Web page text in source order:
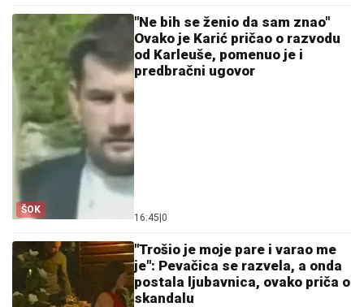
ŠOK
"Ne bih se ženio da sam znao"
Ovako je Karić pričao o razvodu
od Karleuše, pomenuo je i
predbračni ugovor
16:45|0
"Trošio je moje pare i varao me
je": Pevačica se razvela, a onda
postala ljubavnica, ovako priča o
skandalu